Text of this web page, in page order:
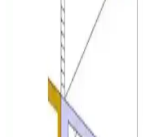
Çöl Ortamında Masif
Çatlama Nedenleri ve
Masif tik ahşap mobilyalar,
geçişte nem kaybı nedeniyle
iklime alıştırma yöntemleri
Alt Döşeme Lekeleri:
Onarım Yöntemleri